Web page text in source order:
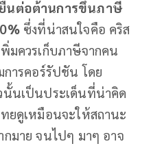
นต่อต้านการขึ้นภาษี
ซึ่งที่น่าสนใจคือ คริส
มควรเก็บภาษีจากคน
การคอร์รัปชัน โดย
นั้นเป็นประเด็นที่น่าคิด
ยดูเหมือนจะให้สถานะ
กมาย จนไปๆ มาๆ อาจ